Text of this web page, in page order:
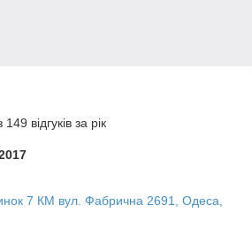
відгуків за рік
7 КМ вул. Фабрична 2691, Одеса,